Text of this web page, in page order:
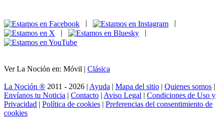
|
|
Ver La Noción en: Móvil | Clásica
La Noción ® 2011 - 2026 | Ayuda | Mapa del sitio | Quienes somos |
Envíanos tu Noticia | Contacto | Aviso Legal | Condiciones de Uso y
Privacidad | Política de cookies | Preferencias del consentimiento de
cookies